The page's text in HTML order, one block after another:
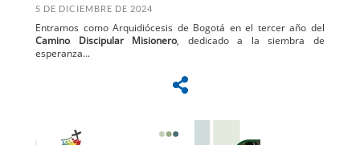
5 DE DICIEMBRE DE 2024
Entramos como Arquidiócesis de Bogotá en el tercer año del
Camino Discipular Misionero, dedicado a la siembra de
esperanza...